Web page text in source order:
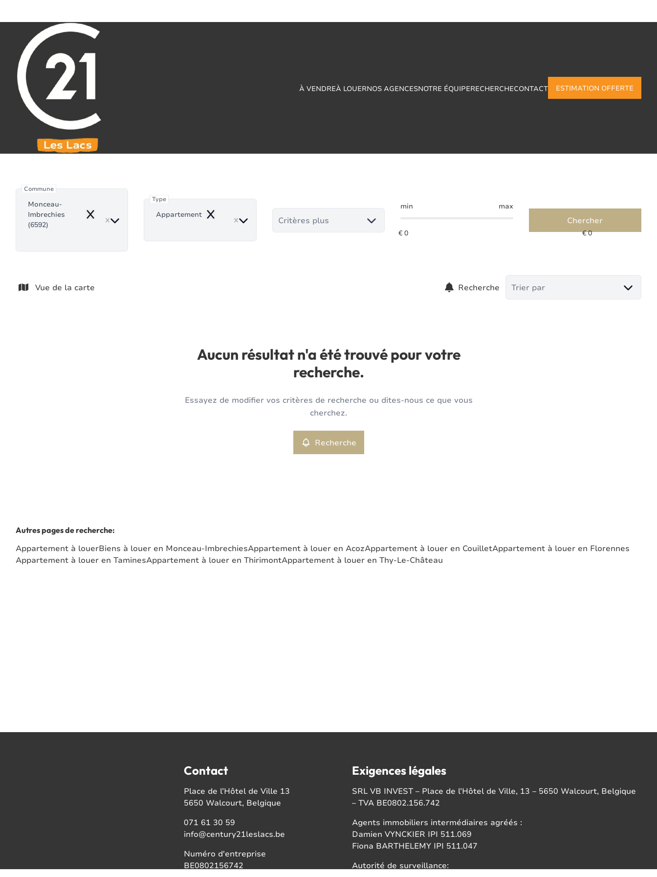
À VENDREÀ LOUERNOS AGENCESNOTRE ÉQUIPERECHERCHECONTACT ESTIMATION OFFERTE
Appartement à louer en Monceau-Imbrechies
Commune
Monceau-
Imbrechies
(6592)
Remove
Type
Appartement Remove Critères plus
min max
Chercher
Vue de la carte Recherche Trier par
Aucun résultat n'a été trouvé pour votre
recherche.
Essayez de modifier vos critères de recherche ou dites-nous ce que vous
cherchez.
Recherche
Autres pages de recherche:
Appartement à louerBiens à louer en Monceau-ImbrechiesAppartement à louer en AcozAppartement à louer en CouilletAppartement à louer en Florennes
Appartement à louer en TaminesAppartement à louer en ThirimontAppartement à louer en Thy-Le-Château
Contact
Place de l’Hôtel de Ville 13
5650 Walcourt, Belgique
071 61 30 59
info@century21leslacs.be
Numéro d'entreprise
BE0802156742
Exigences légales
SRL VB INVEST – Place de l’Hôtel de Ville, 13 – 5650 Walcourt, Belgique
– TVA BE0802.156.742
Agents immobiliers intermédiaires agréés :
Damien VYNCKIER IPI 511.069
Fiona BARTHELEMY IPI 511.047
Autorité de surveillance: